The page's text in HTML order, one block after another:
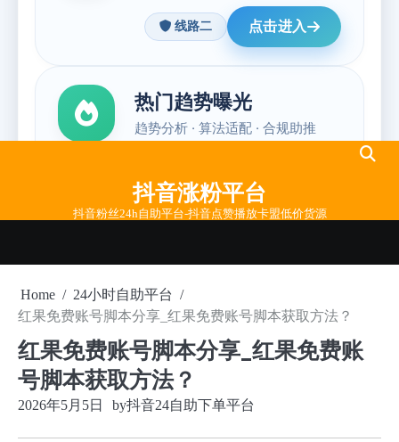
抖音涨粉平台
抖音粉丝24h自助平台-抖音点赞播放卡盟低价货源
Home
24小时自助平台
红果免费账号脚本分享_红果免费账号脚本获取方法？
红果免费账号脚本分享_红果免费账
号脚本获取方法？
2026年5月5日 by抖音24自助下单平台